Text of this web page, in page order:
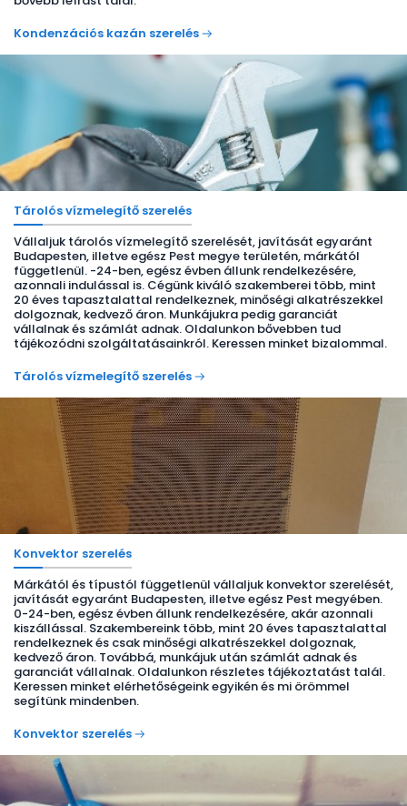
Kondenzációs kazán szerelés
Tárolós vízmelegítő szerelés
Vállaljuk tárolós vízmelegítő szerelését, javítását egyaránt
Budapesten, illetve egész Pest megye területén, márkától
függetlenül. -24-ben, egész évben állunk rendelkezésére,
azonnali indulással is. Cégünk kiváló szakemberei több, mint
20 éves tapasztalattal rendelkeznek, minőségi alkatrészekkel
dolgoznak, kedvező áron. Munkájukra pedig garanciát
vállalnak és számlát adnak. Oldalunkon bővebben tud
tájékozódni szolgáltatásainkról. Keressen minket bizalommal.
Tárolós vízmelegítő szerelés
Konvektor szerelés
Márkától és típustól függetlenül vállaljuk konvektor szerelését,
javítását egyaránt Budapesten, illetve egész Pest megyében.
0-24-ben, egész évben állunk rendelkezésére, akár azonnali
kiszállással. Szakembereink több, mint 20 éves tapasztalattal
rendelkeznek és csak minőségi alkatrészekkel dolgoznak,
kedvező áron. Továbbá, munkájuk után számlát adnak és
garanciát vállalnak. Oldalunkon részletes tájékoztatást talál.
Keressen minket elérhetőségeink egyikén és mi örömmel
segítünk mindenben.
Konvektor szerelés